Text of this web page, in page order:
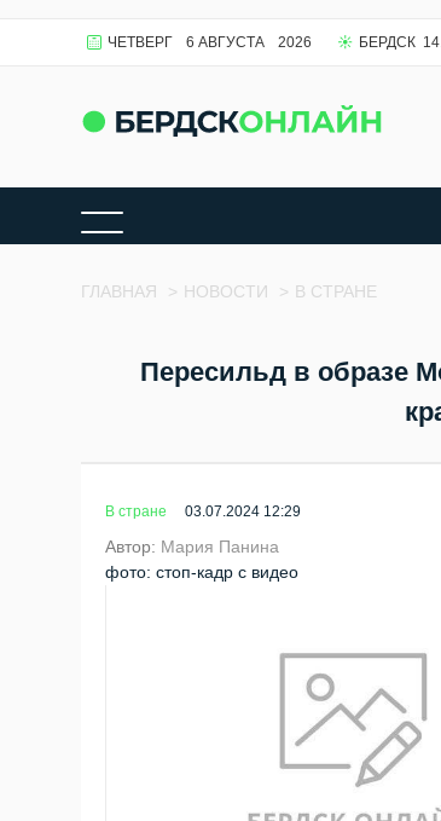
ЧЕТВЕРГ 6 АВГУСТА 2026 БЕРДСК
ГЛАВНАЯ > НОВОСТИ > В СТРАНЕ
Пересильд в образе
В стране 03.07.2024 12:29
Автор: Мария Панина
фото: стоп-кадр с видео